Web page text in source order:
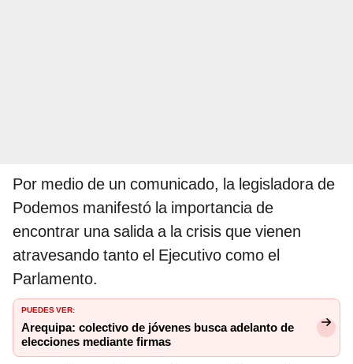
Por medio de un comunicado, la legisladora de
Podemos manifestó la importancia de
encontrar una salida a la crisis que vienen
atravesando tanto el Ejecutivo como el
Parlamento.
PUEDES VER:
Arequipa: colectivo de jóvenes busca adelanto de
elecciones mediante firmas